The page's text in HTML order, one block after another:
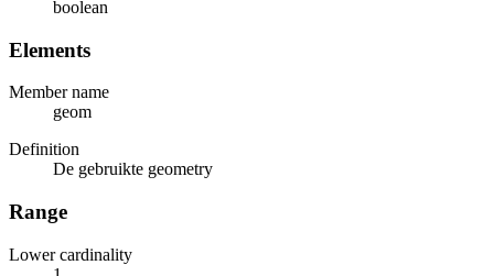
boolean
Elements
Member name
geom
Definition
De gebruikte geometry
Range
Lower cardinality